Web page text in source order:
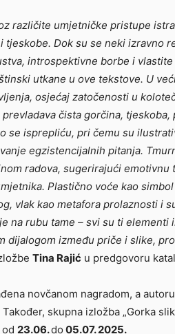
različite umjetničke pristupe
Dok su se neki izravno
introspektivne borbe i
utkane u ove tekstove. U
osjećaj zatočenosti u
čista gorčina, tjeskoba,
se isprepliću, pri čemu su
egzistencijalnih pitanja.
radova, sugerirajući emotivnu
Plastično voće kao simbol
vlak kao metafora prolaznosti i
na rubu tame – svi su ti elementi
dijalogom između priče i slike,
Tina Rajić u predgovoru
novčanom nagradom, a
skupna izložba „Gorka
od 23.06.do 05.07. 2025.